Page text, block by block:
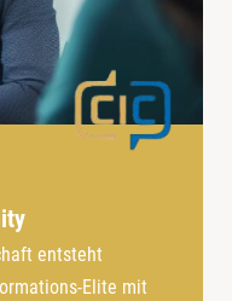
entsteht
Elite mit